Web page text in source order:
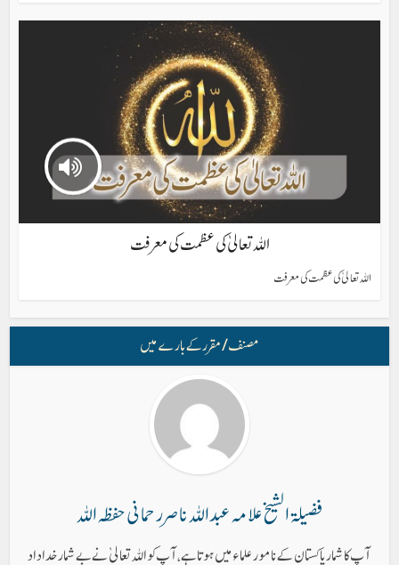
اللہ تعالیٰ کی عظمت کی معرفت
اللہ تعالیٰ کی عظمت کی معرفت
مصنف/ مقرر کے بارے میں
فضیلۃ الشیخ علامہ عبد اللہ ناصر رحمانی حفظہ اللہ
آپ کا شمار پاکستان کے نامور علماء میں ہوتا ہے ، آپ کو اللہ تعالیٰ نے بے شمار خداداد